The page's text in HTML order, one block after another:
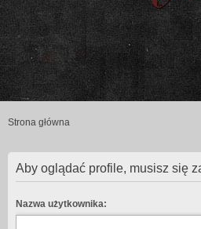
Strona główna
Aby oglądać profile, musisz się
Nazwa użytkownika: